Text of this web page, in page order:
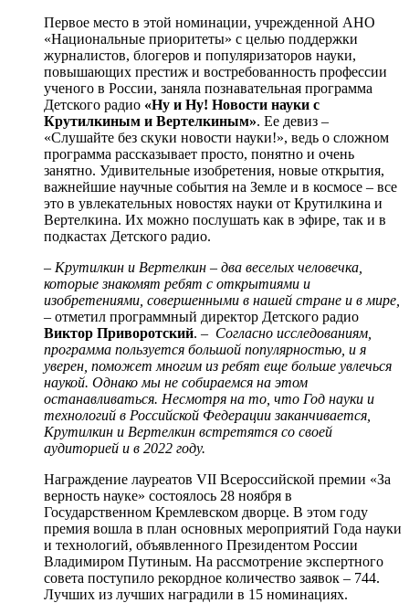
Первое место в этой номинации, учрежденной АНО
«Национальные приоритеты» с целью поддержки
журналистов, блогеров и популяризаторов науки,
повышающих престиж и востребованность профессии
ученого в России, заняла познавательная программа
Детского радио «Ну и Ну! Новости науки с
Крутилкиным и Вертелкиным». Ее девиз –
«Слушайте без скуки новости науки!», ведь о сложном
программа рассказывает просто, понятно и очень
занятно. Удивительные изобретения, новые открытия,
важнейшие научные события на Земле и в космосе – все
это в увлекательных новостях науки от Крутилкина и
Вертелкина. Их можно послушать как в эфире, так и в
подкастах Детского радио.
– Крутилкин и Вертелкин – два веселых человечка,
которые знакомят ребят с открытиями и
изобретениями, совершенными в нашей стране и в мире,
– отметил программный директор Детского радио
Виктор Приворотский. – Согласно исследованиям,
программа пользуется большой популярностью, и я
уверен, поможет многим из ребят еще больше увлечься
наукой. Однако мы не собираемся на этом
останавливаться. Несмотря на то, что Год науки и
технологий в Российской Федерации заканчивается,
Крутилкин и Вертелкин встретятся со своей
аудиторией и в 2022 году.
Награждение лауреатов VII Всероссийской премии «За
верность науке» состоялось 28 ноября в
Государственном Кремлевском дворце. В этом году
премия вошла в план основных мероприятий Года науки
и технологий, объявленного Президентом России
Владимиром Путиным. На рассмотрение экспертного
совета поступило рекордное количество заявок – 744.
Лучших из лучших наградили в 15 номинациях.